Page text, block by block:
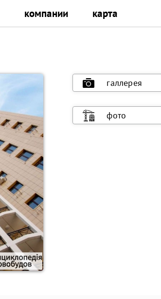
компании карта
галлерея
фото